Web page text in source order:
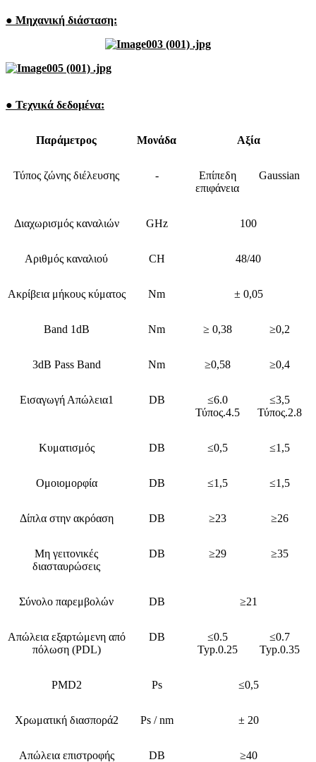
● Μηχανική διάσταση:
● Τεχνικά δεδομένα:
Παράμετρος Μονάδα Αξία
Τύπος ζώνης διέλευσης -
Επίπεδη
επιφάνεια
Gaussian
Διαχωρισμός καναλιών GHz 100
Αριθμός καναλιού CH 48/40
Ακρίβεια μήκους κύματος Nm ± 0,05
Band 1dB Nm ≥ 0,38 ≥0,2
3dB Pass Band Nm ≥0,58 ≥0,4
Εισαγωγή Απώλεια1 DB
≤6.0
Τύπος.4.5
≤3,5
Τύπος.2.8
Κυματισμός DB ≤0,5 ≤1,5
Ομοιομορφία DB ≤1,5 ≤1,5
Δίπλα στην ακρόαση DB ≥23 ≥26
Μη γειτονικές
διασταυρώσεις
DB ≥29 ≥35
Σύνολο παρεμβολών DB ≥21
Απώλεια εξαρτώμενη από
πόλωση (PDL)
DB
≤0.5
Typ.0.25
≤0.7
Typ.0.35
PMD2 Ps ≤0,5
Χρωματική διασπορά2 Ps / nm ± 20
Απώλεια επιστροφής DB ≥40